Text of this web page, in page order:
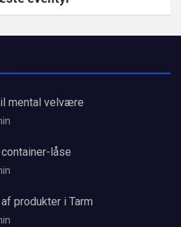
mental velvære
låse
produkter i Tarm